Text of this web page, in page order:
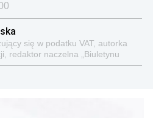
się w podatku VAT, autorka
redaktor naczelna „Biuletynu